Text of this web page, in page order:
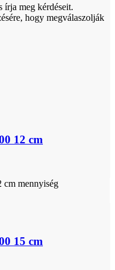
írja meg kérdéseit.
hogy megválaszolják
12 cm
cm mennyiség
15 cm